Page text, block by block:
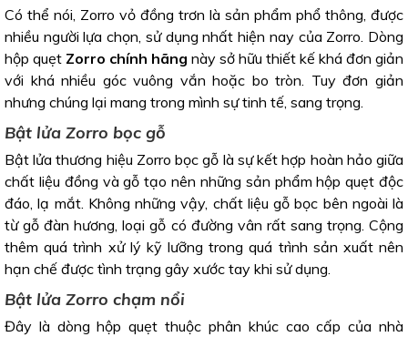
Có thể nói, Zorro vỏ đồng trơn là sản phẩm phổ thông, được
nhiều người lựa chọn, sử dụng nhất hiện nay của Zorro. Dòng
hộp quẹt Zorro chính hãng này sở hữu thiết kế khá đơn giản
với khá nhiều góc vuông vắn hoặc bo tròn. Tuy đơn giản
nhưng chúng lại mang trong mình sự tinh tế, sang trọng.
Bật lửa Zorro bọc gỗ
Bật lửa thương hiệu Zorro bọc gỗ là sự kết hợp hoàn hảo giữa
chất liệu đồng và gỗ tạo nên những sản phẩm hộp quẹt độc
đáo, lạ mắt. Không những vậy, chất liệu gỗ bọc bên ngoài là
từ gỗ đàn hương, loại gỗ có đường vân rất sang trọng. Cộng
thêm quá trình xử lý kỹ lưỡng trong quá trình sản xuất nên
hạn chế được tình trạng gây xước tay khi sử dụng.
Bật lửa Zorro chạm nổi
Đây là dòng hộp quẹt thuộc phân khúc cao cấp của nhà